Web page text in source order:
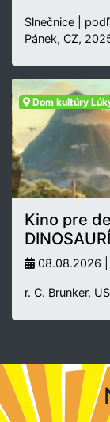
Slnečnice |
Pánek, CZ,
Dom kultúry
Kino pre
08.08.2026 |
r. C. Brunker,